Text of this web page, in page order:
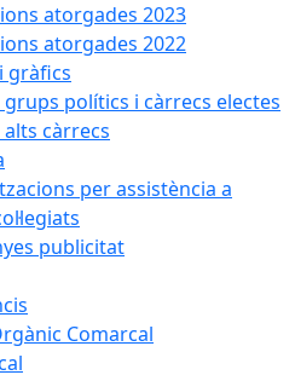
atorgades 2023
atorgades 2022
gràfics
polítics i càrrecs electes
càrrecs
per assistència a
publicitat
Comarcal